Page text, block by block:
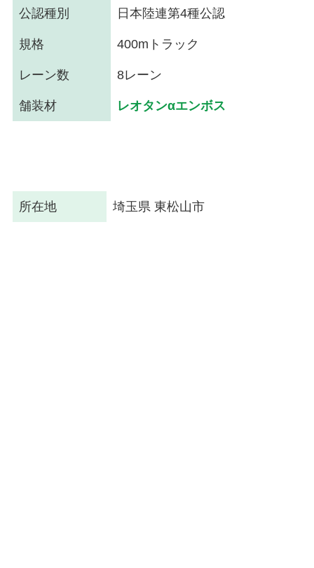
公認種別 日本陸連第4種公認
規格 400mトラック
レーン数 8レーン
舗装材 レオタンαエンボス
所在地 埼玉県 東松山市